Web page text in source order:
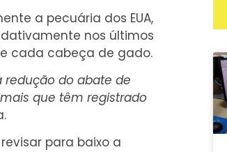
a pecuária dos EUA,
nos últimos
cada cabeça de gado.
redução do abate de
que têm registrado
para baixo a